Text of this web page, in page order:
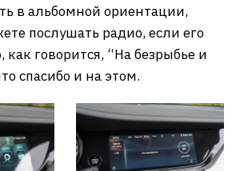
в альбомной ориентации,
послушать радио, если его
как говорится, “На безрыбье и
спасибо и на этом.